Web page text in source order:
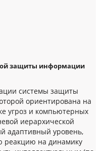
защиты информации
системы защиты
ориентирована на
угроз и компьютерных
иерархической
адаптивный уровень,
реакцию на динамику